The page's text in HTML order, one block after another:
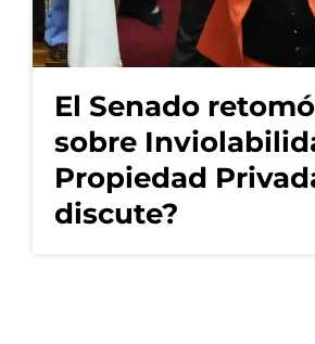
El Senado
sobre
Propiedad
discute?